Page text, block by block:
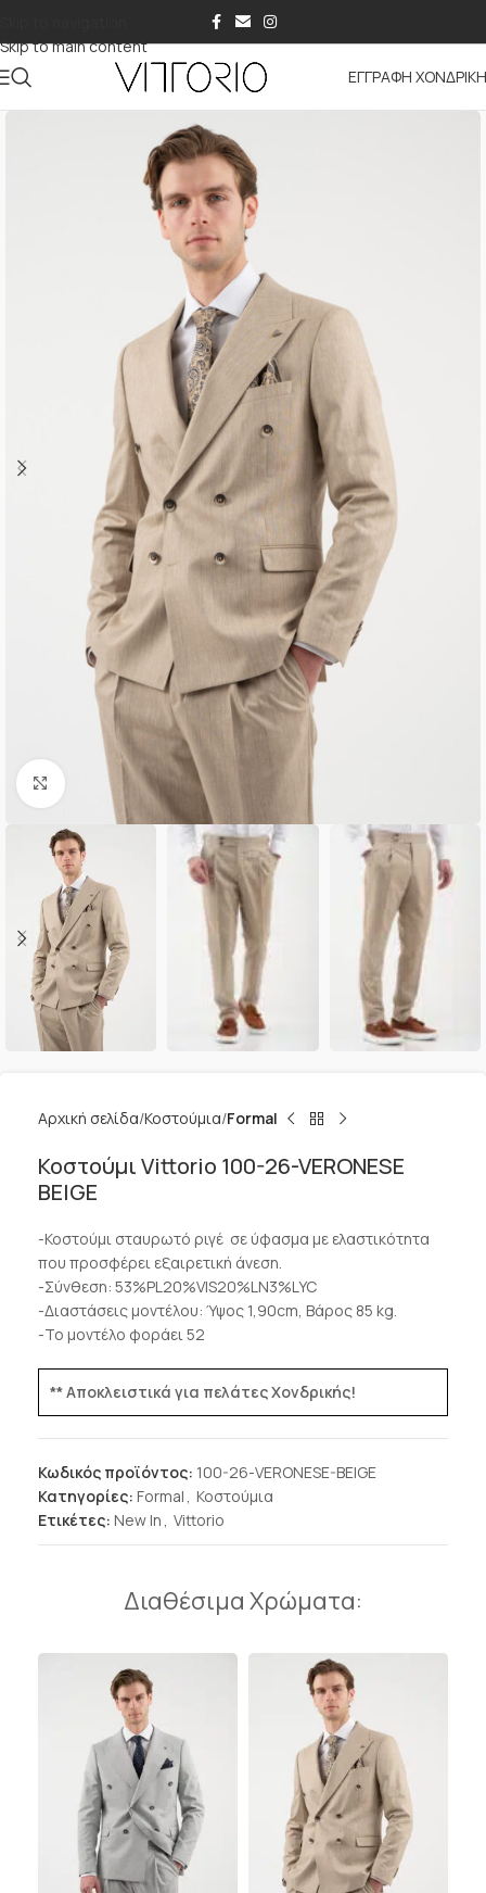
Skip to main content
ΕΓΓΡΑΦΗ
Κλικ για μεγέθυνση
Αρχική σελίδα Κοστούμια Formal
Κοστούμι Vittorio 100-26-VERONESE
BEIGE
-Κοστούμι σταυρωτό ριγέ σε ύφασμα με ελαστικότητα
που προσφέρει εξαιρετική άνεση.
-Σύνθεση: 53%PL20%VIS20%LN3%LYC
-Διαστάσεις μοντέλου: Ύψος 1,90cm, Βάρος 85 kg.
-Το μοντέλο φοράει 52
** Αποκλειστικά για πελάτες Χονδρικής!
Κωδικός προϊόντος: 100-26-VERONESE-BEIGE
Κατηγορίες: Formal , Κοστούμια
Ετικέτες: New In , Vittorio
Διαθέσιμα Χρώματα: